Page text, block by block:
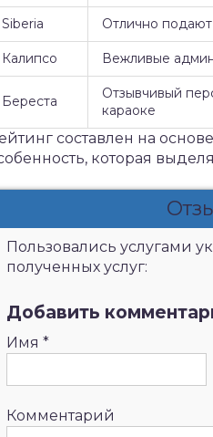
Siberia Отлично
Калипсо Вежливые
Береста
Отзывчивый
караоке
составлен на
которая
Пользовались услугами
полученных услуг:
Добавить
Имя *
Комментарий